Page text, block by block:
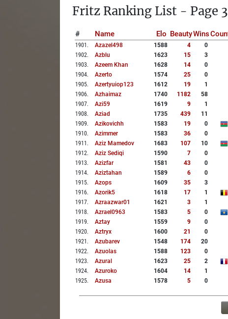
Fritz Ranking List - Page
# Name Elo BeautyWins
1901 . Azazel498 1588 4
0
1902. Azblu 1623 15
3
1903. Azeem Khan 1628 14
0
1904. Azerto 1574 25
0
1905. Azertyuiop123 1612 19
1
1906. Azhaimaz 1740 1182
58
1907. Azi59 1619 9
1
1908. Aziad 1735 439
11
1909. Azikovichh 1583 19
0
1910. Azimmer 1583 36
0
1911 . Aziz Mamedov 1683 107
10
1912. Aziz Sediqi 1590 7
0
1913. Azizfar 1581 43
0
1914. Aziztahan 1589 6
0
1915. Azops 1609 35
3
1916. Azorik5 1618 17
1
1917. Azraazwar01 1621 3
1
1918. Azrael0963 1583 5
0
1919. Aztay 1559 9
0
1920. Aztryx 1600 21
0
1921 . Azubarev 1548 174
20
1922. Azuolas 1588 123
0
1923. Azural 1623 25
2
1924. Azuroko 1604 14
1
1925. Azusa 1578 5 0